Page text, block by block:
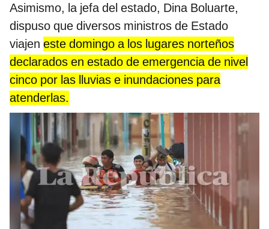
Asimismo, la jefa del estado, Dina Boluarte,
dispuso que diversos ministros de Estado
viajen este domingo a los lugares norteños
declarados en estado de emergencia de nivel
cinco por las lluvias e inundaciones para
atenderlas.